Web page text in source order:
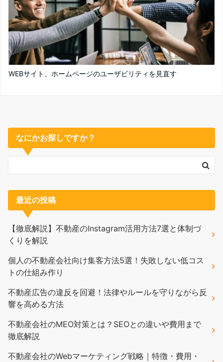
WEBサイト、ホームページのユーザビリティを見直す
なにかお探しですか？
最近の投稿
【徹底解説】不動産のInstagram活用方法7選と体制づ
くりを解説
個人の不動産会社向け集客方法5選！失敗しない低コス
トの仕組み作り
不動産広告の違反を回避！法律やルールを守りながら反
響を高める方法
不動産会社のMEO対策とは？SEOとの違いや費用まで
徹底解説
不動産会社のWebマーケティング戦略｜特徴・費用・